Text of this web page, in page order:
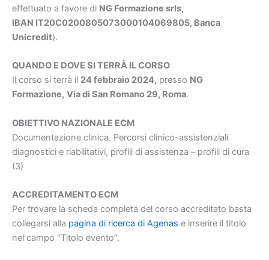
effettuato a favore di NG Formazione srls,
IBAN IT20C0200805073000104069805, Banca
Unicredit).
QUANDO E DOVE SI TERRÀ IL CORSO
Il corso si terrà il 24 febbraio 2024, presso NG
Formazione, Via di San Romano 29, Roma.
OBIETTIVO NAZIONALE ECM
Documentazione clinica. Percorsi clinico-assistenziali
diagnostici e riabilitativi, profili di assistenza – profili di cura
(3)
ACCREDITAMENTO ECM
Per trovare la scheda completa del corso accreditato basta
collegarsi alla pagina di ricerca di Agenas e inserire il titolo
nel campo “Titolo evento”.